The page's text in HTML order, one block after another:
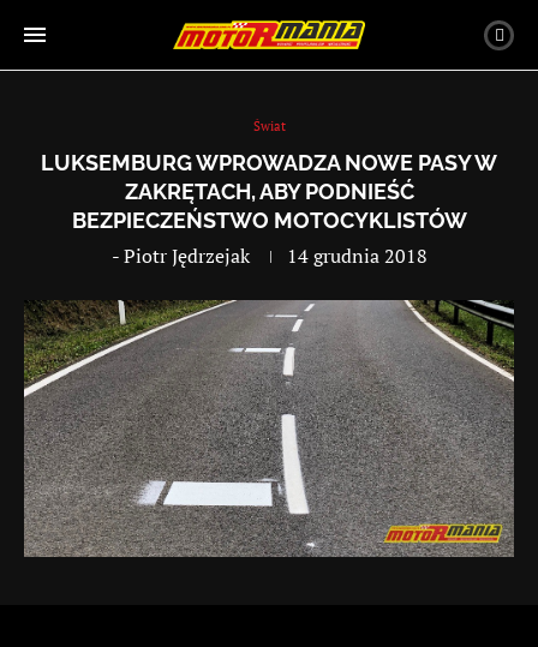
Świat
LUKSEMBURG WPROWADZA NOWE PASY W
ZAKRĘTACH, ABY PODNIEŚĆ
BEZPIECZEŃSTWO MOTOCYKLISTÓW
-Piotr Jędrzejak 14 grudnia 2018